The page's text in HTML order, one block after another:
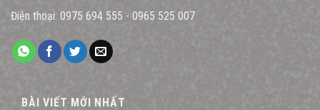
Điện thoại: 0975 694 555 - 0965 525 007
BÀI VIẾT MỚI NHẤT